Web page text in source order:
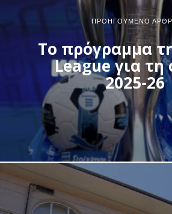
ΠΡΟΗΓΟΎΜΕΝΟ
To πρόγραμμα
League για τη
2025-26